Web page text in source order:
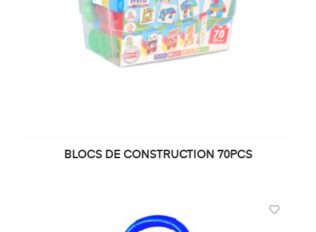
BLOCS DE CONSTRUCTION 70PCS